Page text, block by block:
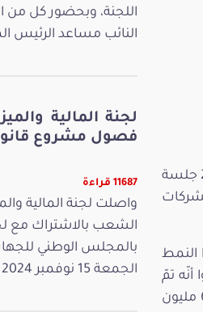
عقدت لجنة الفلاحة والأمن الغذائي والمائي والصيد البحري ، اليوم الخميس 17 أفريل 2025 جلسة
النمط
تمّ
إحداث خطوط تمويل بمقتضى قوانين المالية لسنوات 2023 و 2024 و 2025 باعتمادات بلغت 60 مليون
اللجنة، وبحضور كل
النائب مساعد الرئيس
لجنة المالية
فصول مشروع قانون
11687 قراءة
واصلت لجنة المالية
الشعب بالاشتراك مع
بالمجلس الوطني
الجمعة 15 نوفمبر 2024 م...